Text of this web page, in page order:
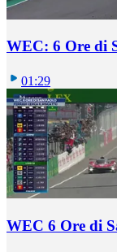
WEC: 6 Ore di
01:29
WEC 6 Ore di